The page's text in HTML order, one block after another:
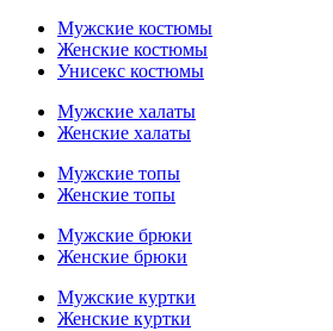
Мужские костюмы
Женские костюмы
Унисекс костюмы
Мужские халаты
Женские халаты
Мужские топы
Женские топы
Мужские брюки
Женские брюки
Мужские куртки
Женские куртки